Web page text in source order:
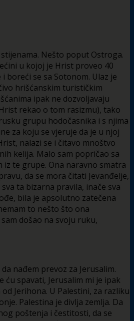
Nešto poput Ostroga.
u kojoj je Hrist proveo 40
boreći se sa Sotonom. Ulaz je
hrišćanskim turističkim
ipak ne dozvoljavaju
rekao o tom rasizmu), tako
grupu hodočasnika i s njima
za koju se vjeruje da je u njoj
nalazi se i čitavo mnoštvo
kelija. Malo sam popričao sa
te grupe. Ona naravno smatra
da se mora čitati Jevanđelje,
ta bizarna pravila, inače sva
bila je apsolutno zatečena
to nešto što ona
sam došao na svoju ruku,
nađem prevoz za Jerusalim.
ću spavati, Jerusalim mi je ipak
Jerihona. U Palestini, za razliku
Palestina je divlja zemlja. Da
poštenja i čestitosti, da se